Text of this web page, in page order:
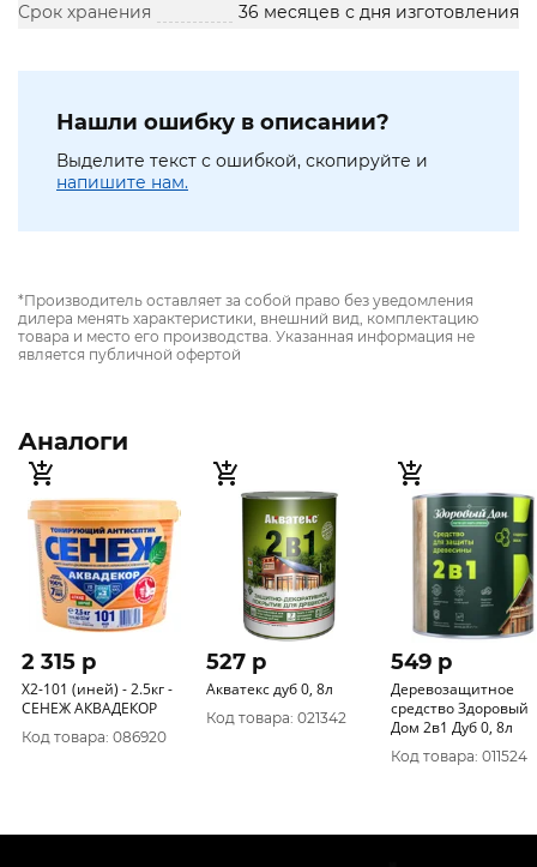
Срок хранения
36 месяцев с дня изготовления
Нашли ошибку в описании?
Выделите текст с ошибкой, скопируйте и
напишите нам.
*Производитель оставляет за собой право без уведомления
дилера менять характеристики, внешний вид, комплектацию
товара и место его производства. Указанная информация не
является публичной офертой
Аналоги
2 315 p
Х2-101 (иней) - 2.5кг -
СЕНЕЖ АКВАДЕКОР
Код товара: 086920
527 p
Акватекс дуб 0, 8л
Код товара: 021342
549 p
Деревозащитное
средство Здоровый
Дом 2в1 Дуб 0, 8л
Код товара: 011524